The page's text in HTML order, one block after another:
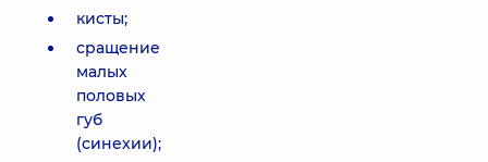
кисты;
сращение
малых
половых
губ
(синехии);